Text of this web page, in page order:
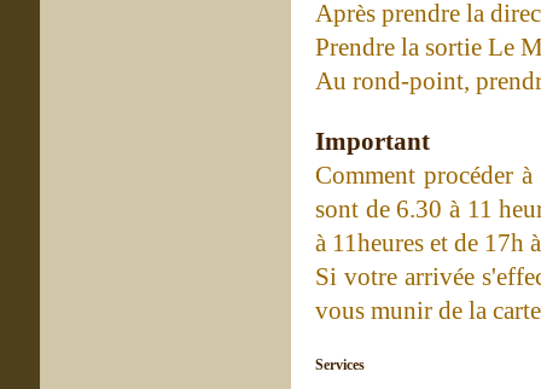
Après prendre la
Prendre la sortie Le
Au rond-point,
Important
Comment procéder
sont de 6.30 à 11
à 11heures et de 17h
Si votre arrivée
vous munir de la
Services